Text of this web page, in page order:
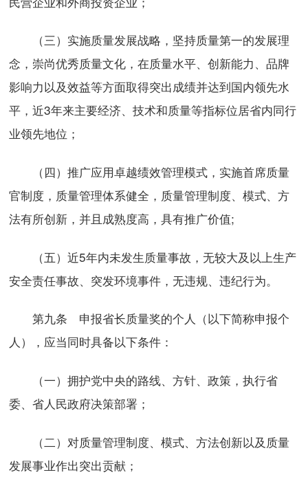
（三）实施质量发展战略，坚持质量第一的发展理
念，崇尚优秀质量文化，在质量水平、创新能力、品牌
影响力以及效益等方面取得突出成绩并达到国内领先水
平，近3年来主要经济、技术和质量等指标位居省内同行
业领先地位；
（四）推广应用卓越绩效管理模式，实施首席质量
官制度，质量管理体系健全，质量管理制度、模式、方
法有所创新，并且成熟度高，具有推广价值;
（五）近5年内未发生质量事故，无较大及以上生产
安全责任事故、突发环境事件，无违规、违纪行为。
第九条 申报省长质量奖的个人（以下简称申报个
人），应当同时具备以下条件：
（一）拥护党中央的路线、方针、政策，执行省
委、省人民政府决策部署；
（二）对质量管理制度、模式、方法创新以及质量
发展事业作出突出贡献；